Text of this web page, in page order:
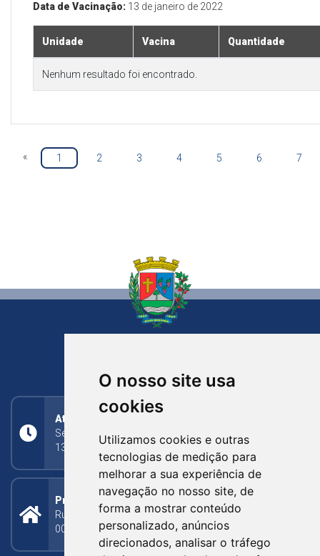
O nosso site usa
cookies
Utilizamos cookies e outras
tecnologias de medição para
melhorar a sua experiência de
navegação no nosso site, de
forma a mostrar conteúdo
personalizado, anúncios
direcionados, analisar o tráfego
Data de Vacinação: 13 de janeiro de 2022
Unidade Vacina Quantidade
Nenhum resultado foi encontrado.
« 1 2 3 4 5 6 7
Atendimento
Segunda a Sexta: 8h às 11h30min (manhã);
13h30min às 17h (tarde)
Prefeitura Municipal
Rua Silva Jardim, 505 - Bairro Centro - CEP: 95340-
000